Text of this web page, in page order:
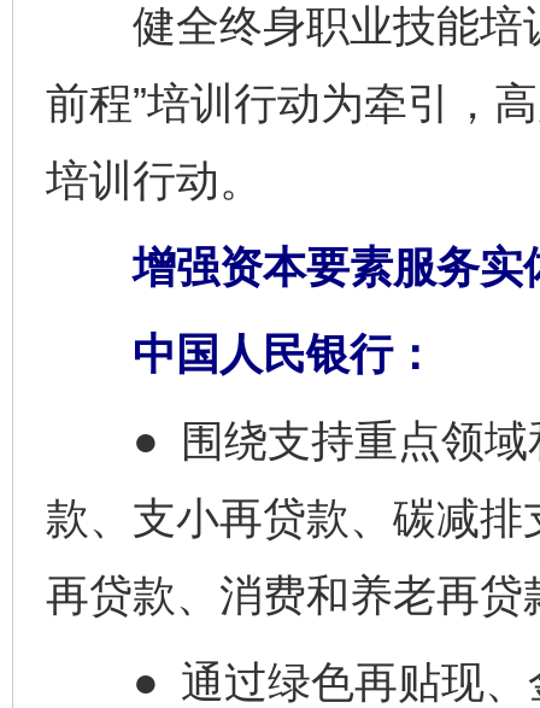
健全终身职业技能培
前程”培训行动为牵引，
培训行动。
增强资本要素服务实
中国人民银行：
● 围绕支持重点领域
款、支小再贷款、碳减
再贷款、消费和养老再贷
● 通过绿色再贴现、